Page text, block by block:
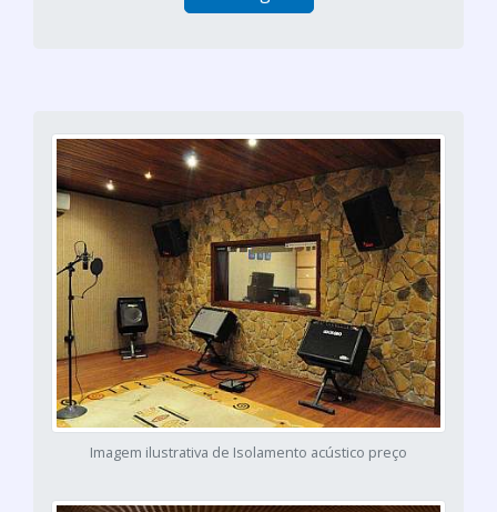
Imagem ilustrativa de Isolamento acústico preço